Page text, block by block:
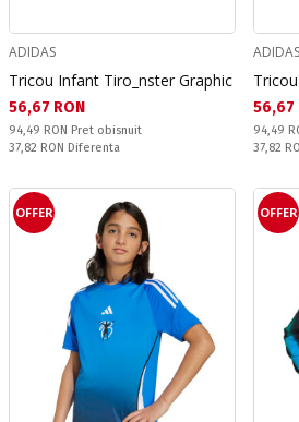
ADIDAS
Tricou Infant Tiro_nster Graphic
Текуща цена:
56,67 RON
Pret obisnuit:
94,49 RON Pret obisnuit
Спестявате:
37,82 RON Diferenta
ADIDAS
56,67
Pret
94,49
37,82
OFFER OFFER